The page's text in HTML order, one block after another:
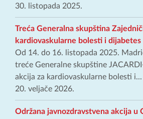
30. listopada 2025.
Treća Generalna skupština
kardiovaskularne bolesti i dijabetes
Od 14. do 16. listopada 2025.
treće Generalne skupštine
akcija za kardiovaskularne bolesti i...
20. veljače 2026.
Održana javnozdravstvena akcija u